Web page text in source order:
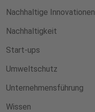
Nachhaltige Innovationen
Nachhaltigkeit
Start-ups
Umweltschutz
Unternehmensführung
Wissen